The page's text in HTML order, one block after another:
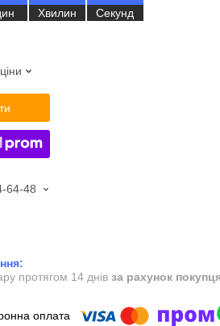
Хвилин Секунд
64-48
протягом 14 днів за рахунок покупця